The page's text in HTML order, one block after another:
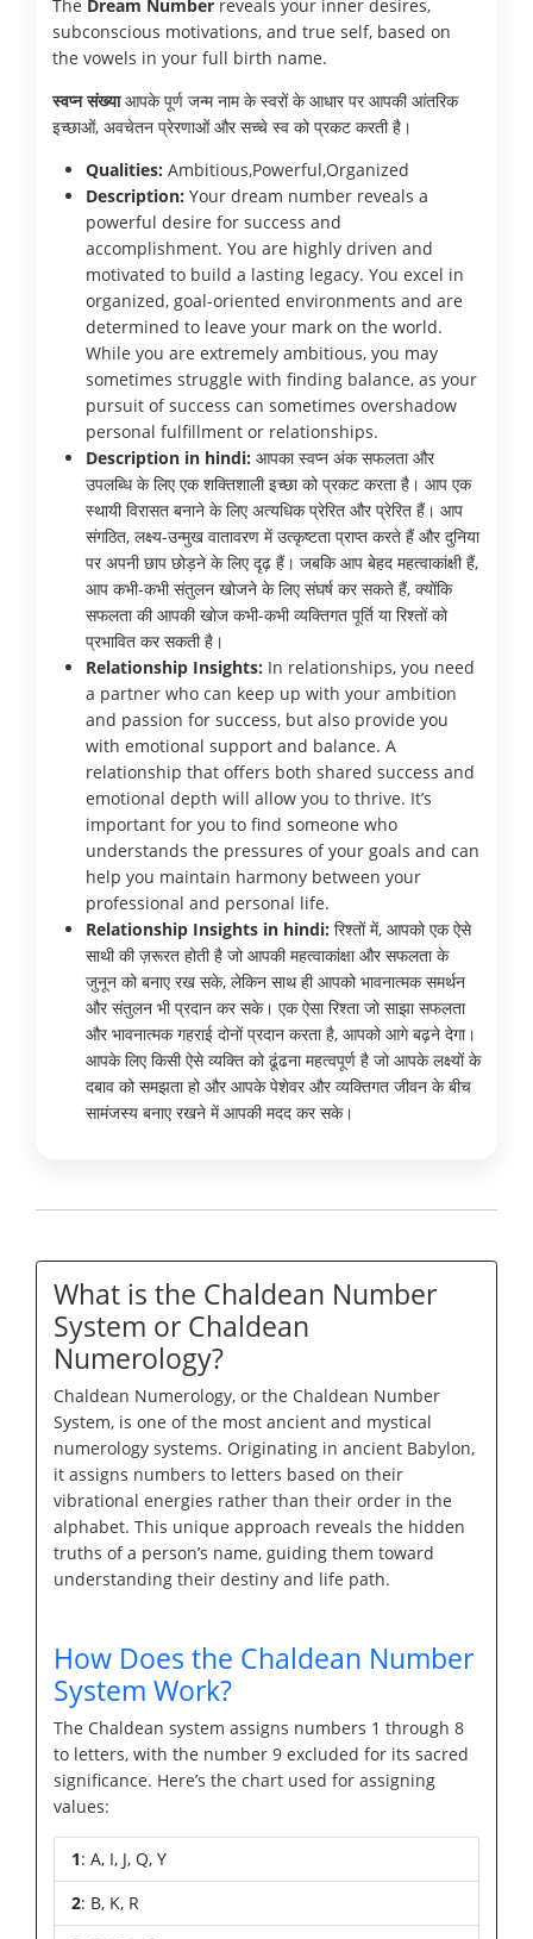
The Dream Number reveals your inner desires,
subconscious motivations, and true self, based on
the vowels in your full birth name.
स्वप्न संख्याआपके पूर्ण जन्म नाम के स्वरों के आधार पर आपकी आंतरिक
इच्छाओं, अवचेतन प्रेरणाओं और सच्चे स्व को प्रकट करती है।
Qualities: Ambitious,Powerful,Organized
Description: Your dream number reveals a
powerful desire for success and
accomplishment. You are highly driven and
motivated to build a lasting legacy. You excel in
organized, goal-oriented environments and are
determined to leave your mark on the world.
While you are extremely ambitious, you may
sometimes struggle with finding balance, as your
pursuit of success can sometimes overshadow
personal fulfillment or relationships.
Description in hindi: आपका स्वप्न अंक सफलता और
उपलब्धि के लिए एक शक्तिशाली इच्छा को प्रकट करता है। आप एक
स्थायी विरासत बनाने के लिए अत्यधिक प्रेरित और प्रेरित हैं। आप
संगठित, लक्ष्य-उन्मुख वातावरण में उत्कृष्टता प्राप्त करते हैं और दुनिया
पर अपनी छाप छोड़ने के लिए दृढ़ हैं। जबकि आप बेहद महत्वाकांक्षी हैं,
आप कभी-कभी संतुलन खोजने के लिए संघर्ष कर सकते हैं, क्योंकि
सफलता की आपकी खोज कभी-कभी व्यक्तिगत पूर्ति या रिश्तों को
प्रभावित कर सकती है।
Relationship Insights: In relationships, you need
a partner who can keep up with your ambition
and passion for success, but also provide you
with emotional support and balance. A
relationship that offers both shared success and
emotional depth will allow you to thrive. It’s
important for you to find someone who
understands the pressures of your goals and can
help you maintain harmony between your
professional and personal life.
Relationship Insights in hindi: रिश्तों में, आपको एक ऐसे
साथी की ज़रूरत होती है जो आपकी महत्वाकांक्षा और सफलता के
जुनून को बनाए रख सके, लेकिन साथ ही आपको भावनात्मक समर्थन
और संतुलन भी प्रदान कर सके। एक ऐसा रिश्ता जो साझा सफलता
और भावनात्मक गहराई दोनों प्रदान करता है, आपको आगे बढ़ने देगा।
आपके लिए किसी ऐसे व्यक्ति को ढूंढना महत्वपूर्ण है जो आपके लक्ष्यों के
दबाव को समझता हो और आपके पेशेवर और व्यक्तिगत जीवन के बीच
सामंजस्य बनाए रखने में आपकी मदद कर सके।
What is the Chaldean Number
System or Chaldean
Numerology?
Chaldean Numerology, or the Chaldean Number
System, is one of the most ancient and mystical
numerology systems. Originating in ancient Babylon,
it assigns numbers to letters based on their
vibrational energies rather than their order in the
alphabet. This unique approach reveals the hidden
truths of a person’s name, guiding them toward
understanding their destiny and life path.
How Does the Chaldean Number
System Work?
The Chaldean system assigns numbers 1 through 8
to letters, with the number 9 excluded for its sacred
significance. Here’s the chart used for assigning
values:
1: A, I, J, Q, Y
2: B, K, R